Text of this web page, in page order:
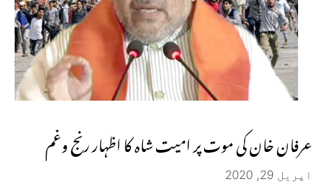
عرفان خان کی موت پر امیت شاہ کا اظہار رنج وغم
اپریل 29, 2020